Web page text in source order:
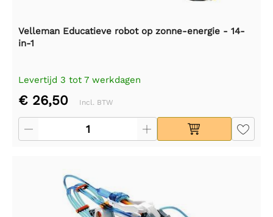
Velleman Educatieve robot op zonne-energie - 14-
in-1
Levertijd 3 tot 7 werkdagen
€ 26,50 Incl. BTW